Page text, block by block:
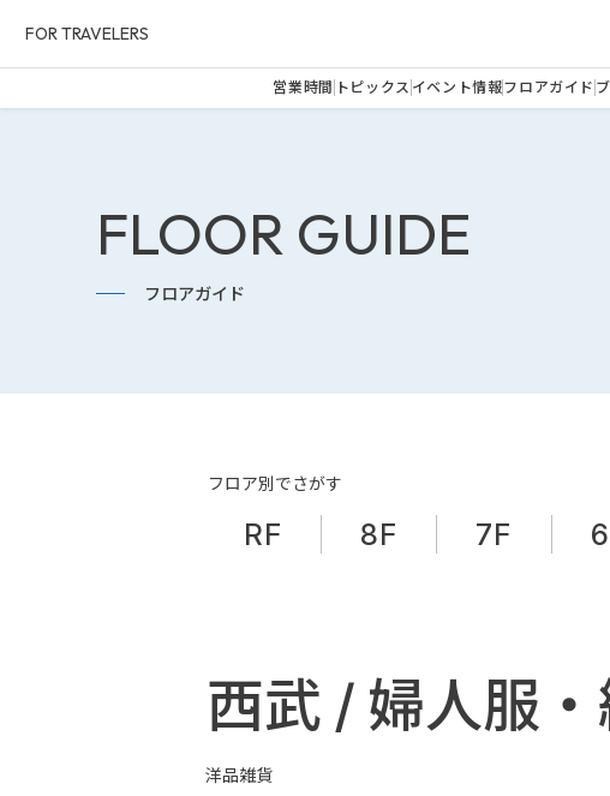
FOR TRAVELERS
営業時間 トピックス イベント情報フロアガイド
FLOOR GUIDE
フロアガイド
フロア別でさがす
RF 8F 7F
西武 / 婦人服
​洋品雑貨